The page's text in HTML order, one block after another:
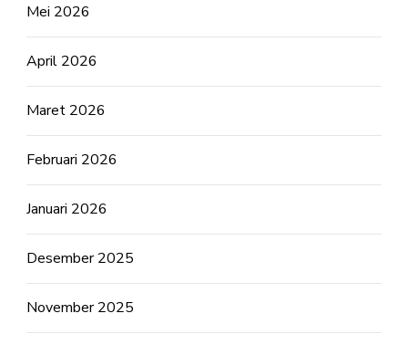
Mei 2026
April 2026
Maret 2026
Februari 2026
Januari 2026
Desember 2025
November 2025